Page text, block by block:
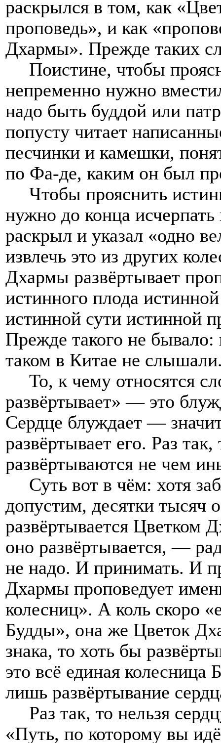
раскрылся в том, как
проповедь», и как
Дхармы». Прежде таких
Поистине, чтобы
непременно нужно
надо быть буддой или
попусту читает
песчинки и камешки,
по Фа-де, каким он был
Чтобы прояснить
нужно до конца
раскрыл и указал «одно
извлечь это из других
Дхармы развёртывает
истинного плода
истинной сути истинной
Прежде такого не
таком в Китае не
То, к чему относятся
развёртывает» — это
Сердце блуждает —
развёртывает его. Раз
развёртываются не чем
Суть вот в чём: хотя
допустим, десятки тысяч
развёртывается Цветком
оно развёртывается, —
не надо. И принимать. И
Дхармы проповедует
колесниц». А коль скоро
Будды», она же Цветок
знака, то хоть бы
это всё единая
лишь развёртывание
Раз так, то нельзя
«Путь, по которому вы